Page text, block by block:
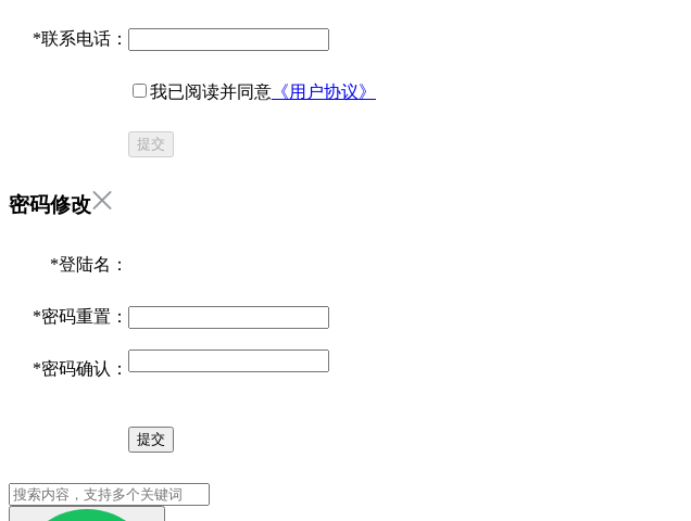
*联系电话：
我已阅读并同意 《用户协议》
提交
密码修改
*登陆名：
*密码重置：
*密码确认：